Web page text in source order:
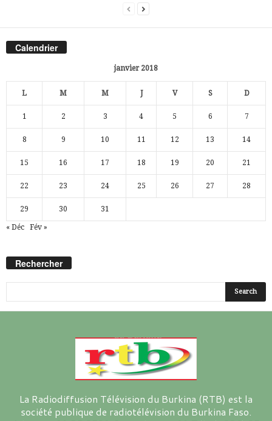
Calendrier
janvier 2018
L M M J V S D
1 2 3 4 5 6 7
8 9 10 11 12 13 14
15 16 17 18 19 20 21
22 23 24 25 26 27 28
29 30 31
« Déc Fév »
Rechercher
La Radiodiffusion Télévision du Burkina (RTB) est la
société publique de radiotélévision du Burkina Faso.